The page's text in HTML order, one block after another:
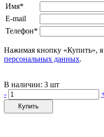
Имя*
E-mail
Телефон*
Нажимая кнопку «Купить», я
персональных данных.
В наличии: 3 шт
-
Купить